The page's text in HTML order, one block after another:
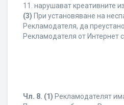
11. нарушават креативните
(3) При установяване на
Рекламодателя, да
Рекламодателя от Интернет
Чл. 8. (1) Рекламодателят